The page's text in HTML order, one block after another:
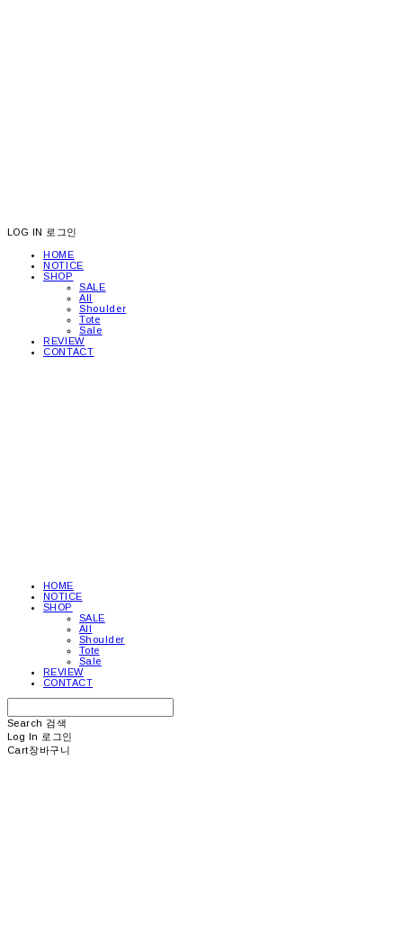
LOG IN 로그인
HOME
NOTICE
SHOP
SALE
All
Shoulder
Tote
Sale
REVIEW
CONTACT
HOME
NOTICE
SHOP
SALE
All
Shoulder
Tote
Sale
REVIEW
CONTACT
Search 검색
Log In 로그인
Cart장바구니